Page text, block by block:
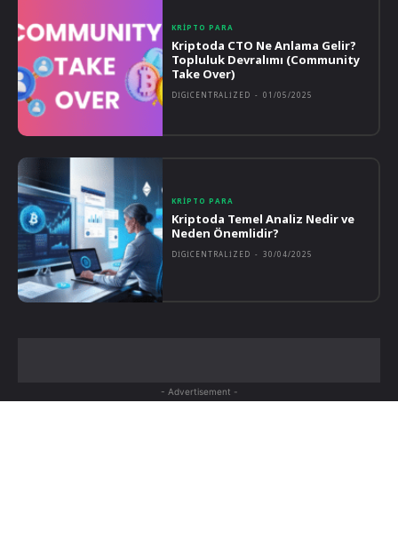
KRIPTO PARA
Kriptoda CTO Ne Anlama Gelir?
Topluluk Devralımı (Community
Take Over)
DIGICENTRALIZED - 01/05/2025
KRIPTO PARA
Kriptoda Temel Analiz Nedir ve
Neden Önemlidir?
DIGICENTRALIZED - 30/04/2025
- Advertisement -